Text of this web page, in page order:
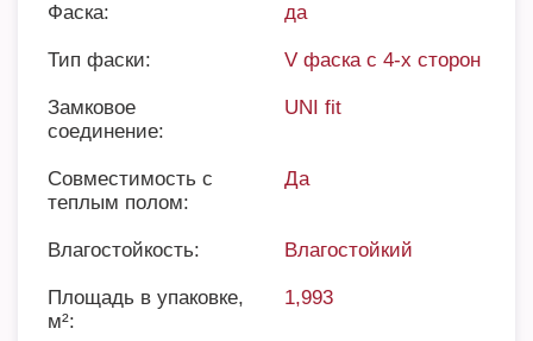
Фаска: да
Тип фаски: V фаска с 4-х сторон
Замковое
соединение:
UNI fit
Совместимость с
теплым полом:
Да
Влагостойкость: Влагостойкий
Площадь в упаковке,
м²:
1,993